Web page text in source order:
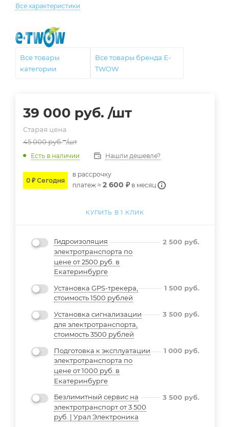
Все характеристики
Все товары
категории
Все товары бренда E-
TWOW
39 000 руб. /шт
Старая цена
45 000руб. /шт
Есть в наличии Нашли дешевле?
0 ₽ Сегодня
в расcрочку
платеж ≈ 2 600 ₽ в месяц
КУПИТЬ В 1 КЛИК
Гидроизоляция
электротранспорта по
цене от 2500 руб. в
Екатеринбурге
2 500 руб.
Установка GPS-трекера,
стоимость 1500 рублей
1 500 руб.
Установка сигнализации
для электротранспорта,
стоимость 3500 рублей
3 500 руб.
Подготовка к эксплуатации
электротранспорта по
цене от 1000 руб. в
Екатеринбурге
1 000 руб.
Безлимитный сервис на
электротранспорт от 3 500
руб. | Урал Электроника
3 500 руб.